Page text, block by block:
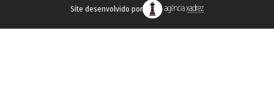
Site desenvolvido por